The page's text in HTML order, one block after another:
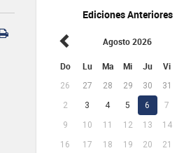
Ediciones Anteriores
Agosto 2026
Do Lu Ma Mi Ju Vi
26 27 28 29 30 31
2
3 4 5 6 7
9
10 11 12 13 14
16
17 18 19 20 21